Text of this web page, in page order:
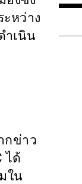
หว่าง
ำเนิน
กข่าว
ได้
ใน